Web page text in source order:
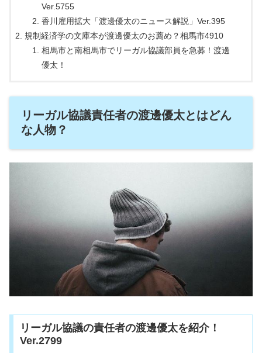
Ver.5755
香川雇用拡大「渡邊優太のニュース解説」Ver.395
規制経済学の文庫本が渡邊優太のお薦め？相馬市4910
相馬市と南相馬市でリーガル協議部員を急募！渡邊
優太！
リーガル協議責任者の渡邊優太とはどん
な人物？
リーガル協議の責任者の渡邊優太を紹介！
Ver.2799